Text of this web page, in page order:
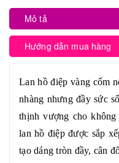
Mô tả
Hướng dẫn mua hàng
Lan hồ điệp vàng cốm
nhàng nhưng đầy sức
thịnh vượng cho
lan hồ điệp được sắp
tạo dáng tròn đầy, cân